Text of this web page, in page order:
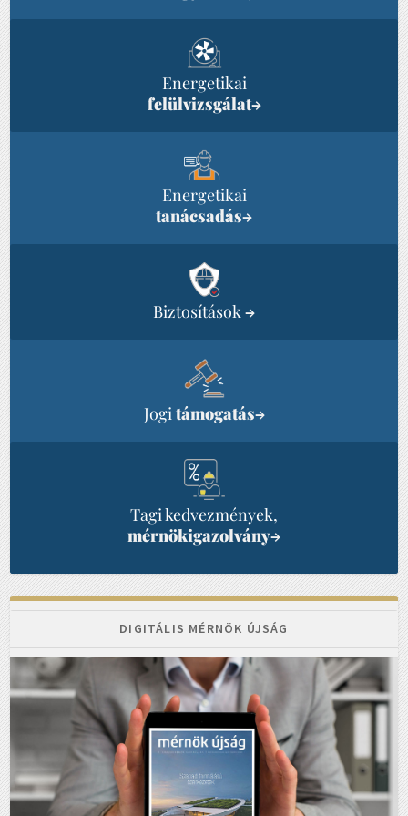
Energetikai
felülvizsgálat→
Energetikai
tanácsadás→
Biztosítások→
Jogi támogatás→
Tagi kedvezmények,
mérnökigazolvány→
DIGITÁLIS MÉRNÖK ÚJSÁG